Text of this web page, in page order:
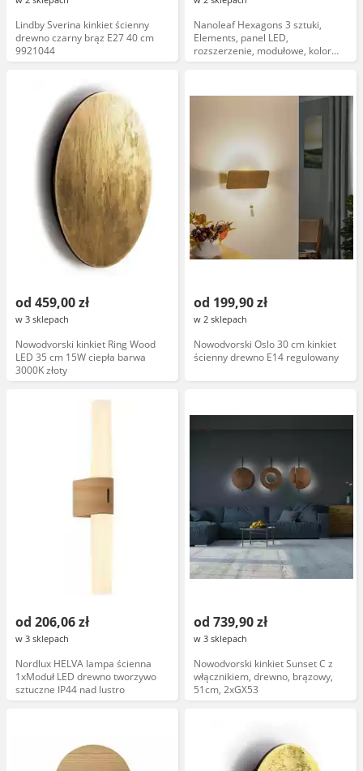
Lindby Sverina kinkiet ścienny
drewno czarny brąz E27 40 cm
9921044
Nanoleaf Hexagons 3 sztuki,
Elements, panel LED,
rozszerzenie, modułowe, kolor
RGB, kompatybilne z systemem
od 459,00 zł
w 3 sklepach
Nowodvorski kinkiet Ring Wood
LED 35 cm 15W ciepła barwa
3000K złoty
od 199,90 zł
w 2 sklepach
Nowodvorski Oslo 30 cm kinkiet
ścienny drewno E14 regulowany
od 206,06 zł
w 3 sklepach
Nordlux HELVA lampa ścienna
1xModuł LED drewno tworzywo
sztuczne IP44 nad lustro
od 739,90 zł
w 3 sklepach
Nowodvorski kinkiet Sunset C z
włącznikiem, drewno, brązowy,
51cm, 2xGX53